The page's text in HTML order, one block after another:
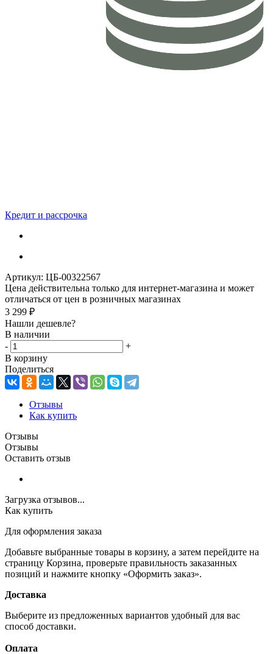
Кредит и рассрочка
Артикул: ЦБ-00322567
Цена действительна только для интернет-магазина и может
отличаться от цен в розничных магазинах
3 299 ₽
Нашли дешевле?
В наличии
-
+
В корзину
Поделиться
Отзывы
Как купить
Отзывы
Отзывы
Оставить отзыв
Загрузка отзывов...
Как купить
Для оформления заказа
Добавьте выбранные товары в корзину, а затем перейдите на
страницу Корзина, проверьте правильность заказанных
позиций и нажмите кнопку «Оформить заказ».
Доставка
Выберите из предложенных вариантов удобный для вас
способ доставки.
Оплата